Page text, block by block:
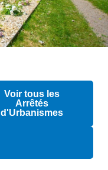
Voir tous les
Arrêtés
d'Urbanismes